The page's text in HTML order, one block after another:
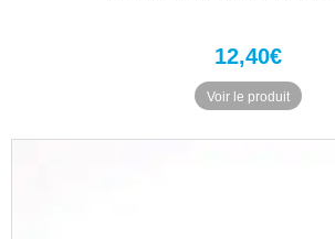
12,40€
Voir le produit